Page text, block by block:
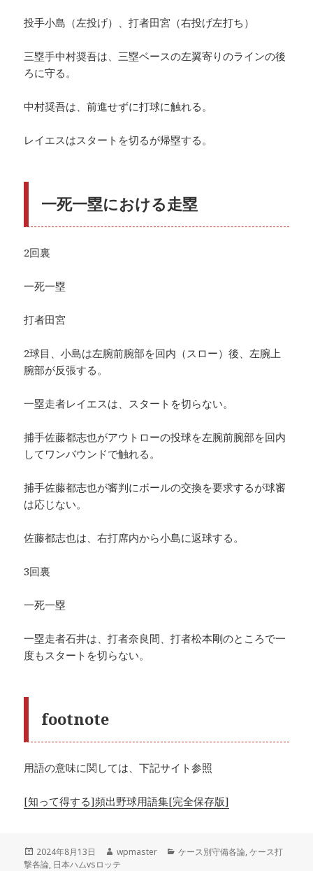
投手小島（左投げ）、打者田宮（右投げ左打ち）
三塁手中村奨吾は、三塁ベースの左翼寄りのラインの後
ろに守る。
中村奨吾は、前進せずに打球に触れる。
レイエスはスタートを切るが帰塁する。
一死一塁における走塁
2回裏
一死一塁
打者田宮
2球目、小島は左腕前腕部を回内（スロー）後、左腕上
腕部が反張する。
一塁走者レイエスは、スタートを切らない。
捕手佐藤都志也がアウトローの投球を左腕前腕部を回内
してワンバウンドで触れる。
捕手佐藤都志也が審判にボールの交換を要求するが球審
は応じない。
佐藤都志也は、右打席内から小島に返球する。
3回裏
一死一塁
一塁走者石井は、打者奈良間、打者松本剛のところで一
度もスタートを切らない。
footnote
用語の意味に関しては、下記サイト参照
[知って得する]頻出野球用語集[完全保存版]
投
稿
2024年8月13日
作
成
wpmaster
カ
ケース別守備各論,ケース打
撃各論, 日本ハムvsロッテ